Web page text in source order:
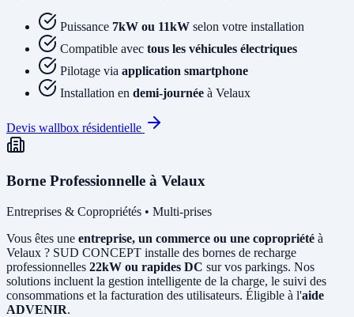
Puissance 7kW ou 11kW selon votre installation
Compatible avec tous les véhicules électriques
Pilotage via application smartphone
Installation en demi-journée à Velaux
Devis wallbox résidentielle
Borne Professionnelle à Velaux
Entreprises & Copropriétés • Multi-prises
Vous êtes une entreprise, un commerce ou une copropriété à
Velaux ? SUD CONCEPT installe des bornes de recharge
professionnelles 22kW ou rapides DC sur vos parkings. Nos
solutions incluent la gestion intelligente de la charge, le suivi des
consommations et la facturation des utilisateurs. Éligible à l'aide
ADVENIR.